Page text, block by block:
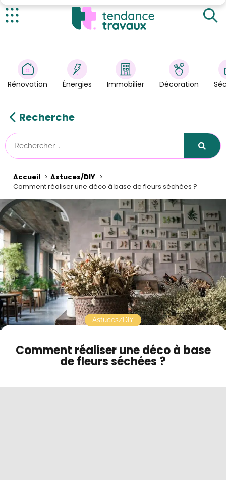
Énergies
Immobilier
Astuces/DIY
Tendance Travaux
Kit partenaire
À propos
Contact
Mode sombre
Rénovation Énergies Immobilier Décoration
Recherche
Accueil
Astuces/DIY
Comment réaliser une déco à base de fleurs séchées ?
Idées déco
Quelques tutos
Comment réaliser une déco à base
de fleurs séchées ?
Astuces/DIY